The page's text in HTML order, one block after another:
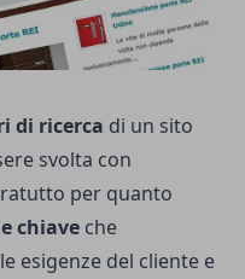
di ricerca di un sito
svolta con
per quanto
chiave che
esigenze del cliente e